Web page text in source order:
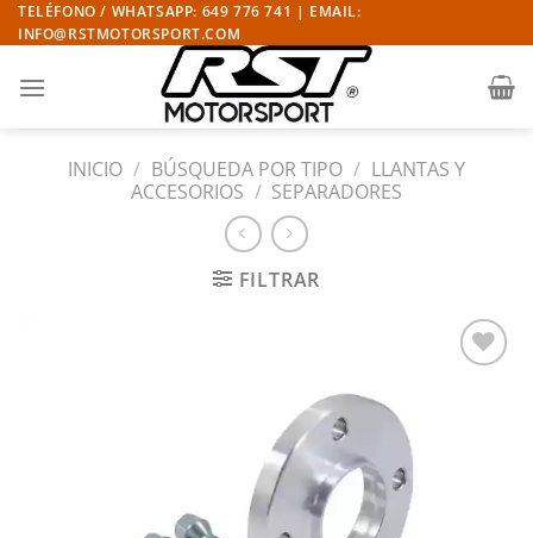
Saltar
al
TELÉFONO / WHATSAPP: 649 776 741 | EMAIL:
INFO@RSTMOTORSPORT.COM
INICIO / BÚSQUEDA POR TIPO / LLANTAS Y
ACCESORIOS / SEPARADORES
FILTRAR